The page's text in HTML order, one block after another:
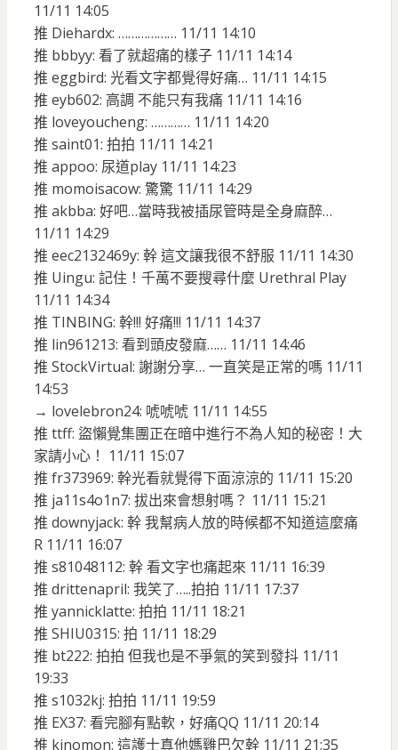
11/11 14:05
推 Diehardx: ……………… 11/11 14:10
推 bbbyy: 看了就超痛的樣子 11/11 14:14
推 eggbird: 光看文字都覺得好痛… 11/11 14:15
推 eyb602: 高調 不能只有我痛 11/11 14:16
推 loveyoucheng: ………… 11/11 14:20
推 saint01: 拍拍 11/11 14:21
推 appoo: 尿道play 11/11 14:23
推 momoisacow: 驚驚 11/11 14:29
推 akbba: 好吧…當時我被插尿管時是全身麻醉…
11/11 14:29
推 eec2132469y: 幹 這文讓我很不舒服 11/11 14:30
推 Uingu: 記住！千萬不要搜尋什麼 Urethral Play
11/11 14:34
推 TINBING: 幹!!! 好痛!!! 11/11 14:37
推 lin961213: 看到頭皮發麻…… 11/11 14:46
推 StockVirtual: 謝謝分享… 一直笑是正常的嗎 11/11
14:53
→ lovelebron24: 唬唬唬 11/11 14:55
推 ttff: 盜懶覺集團正在暗中進行不為人知的秘密！大
家請小心！ 11/11 15:07
推 fr373969: 幹光看就覺得下面涼涼的 11/11 15:20
推 ja11s4o1n7: 拔出來會想射嗎？ 11/11 15:21
推 downyjack: 幹 我幫病人放的時候都不知道這麼痛
R 11/11 16:07
推 s81048112: 幹 看文字也痛起來 11/11 16:39
推 drittenapril: 我笑了…..拍拍 11/11 17:37
推 yannicklatte: 拍拍 11/11 18:21
推 SHIU0315: 拍 11/11 18:29
推 bt222: 拍拍 但我也是不爭氣的笑到發抖 11/11
19:33
推 s1032kj: 拍拍 11/11 19:59
推 EX37: 看完腳有點軟，好痛QQ 11/11 20:14
推 kinomon: 這護士真他媽雞巴欠幹 11/11 21:35